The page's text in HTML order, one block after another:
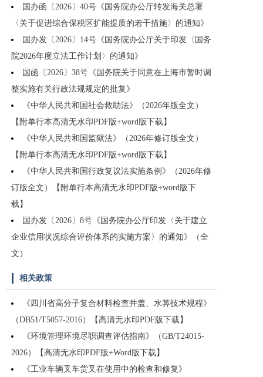
国办函〔2026〕40号《国务院办公厅转发海关总署
〈关于促进综合保税区扩能提质的若干措施〉的通知》
国办发〔2026〕14号《国务院办公厅关于印发〈国务
院2026年度立法工作计划〉的通知》
国函〔2026〕38号《国务院关于同意在上海市暂时调
整实施有关行政法规规定的批复》
《中华人民共和国社会救助法》（2026年版全文）
【附单行本高清无水印PDF版+word版下载】
《中华人民共和国监狱法》（2026年修订版全文）
【附单行本高清无水印PDF版+word版下载】
《中华人民共和国行政复议法实施条例》（2026年修
订版全文）【附单行本高清无水印PDF版+word版下
载】
国办发〔2026〕8号《国务院办公厅印发〈关于建立
企业信用状况综合评价体系的实施方案〉的通知》（全
文）
相关政策
《四川省高分子复合材料检查井盖、水箅技术规程》
（DB51/T5057-2016）【高清无水印PDF版下载】
《环境管理环境尽职调查评估指南》（GB/T24015-
2026）【高清无水印PDF版+Word版下载】
《工业车辆叉车货叉在使用中的检查和修复》